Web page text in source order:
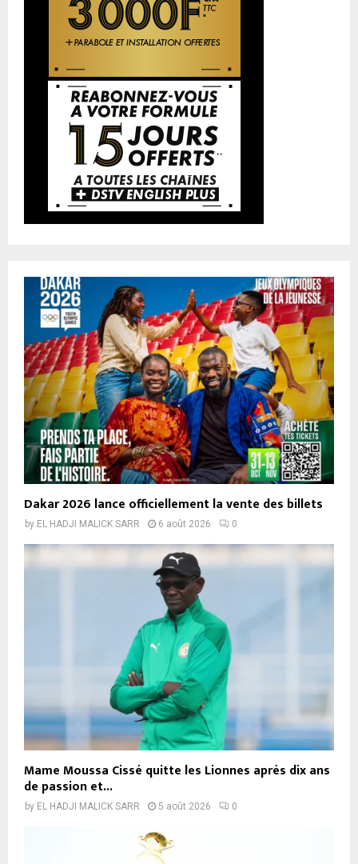
Dakar 2026 lance officiellement la vente des billets
by EL HADJI MALICK SARR 6 août 2026 0
Mame Moussa Cissé quitte les Lionnes après dix ans
de passion et...
by EL HADJI MALICK SARR 5 août 2026 0